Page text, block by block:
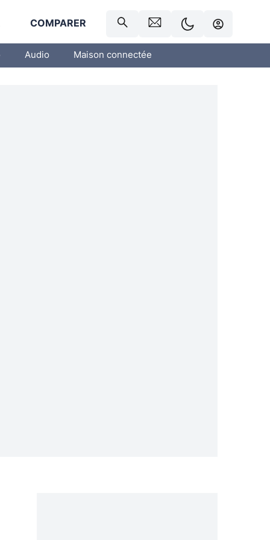
COMPARER
Audio Maison connectée